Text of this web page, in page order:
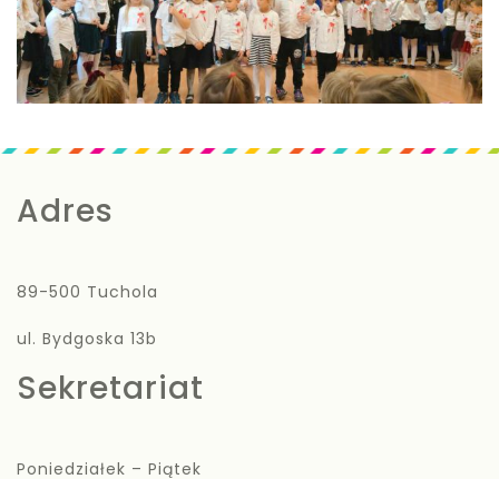
Adres
89-500 Tuchola
ul. Bydgoska 13b
Sekretariat
Poniedziałek – Piątek